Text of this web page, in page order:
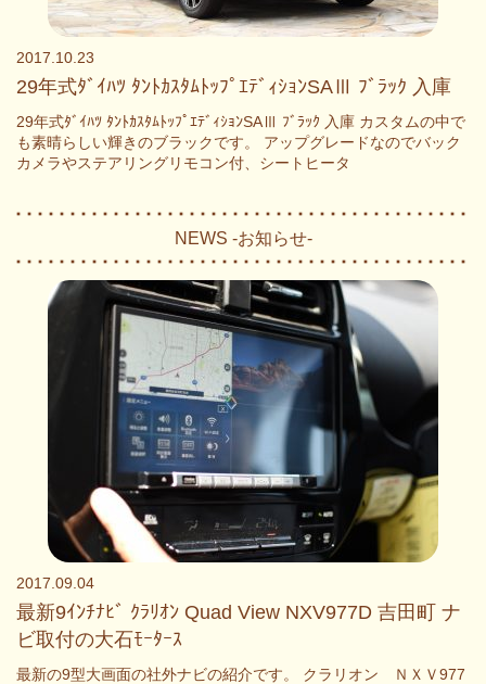
2017.10.23
29年式ﾀﾞｲﾊﾂ ﾀﾝﾄｶｽﾀﾑﾄｯﾌﾟｴﾃﾞｨｼｮﾝSAⅢ ﾌﾞﾗｯｸ 入庫
29年式ﾀﾞｲﾊﾂ ﾀﾝﾄｶｽﾀﾑﾄｯﾌﾟｴﾃﾞｨｼｮﾝSAⅢ ﾌﾞﾗｯｸ 入庫 カスタムの中で
も素晴らしい輝きのブラックです。 アップグレードなのでバック
カメラやステアリングリモコン付、シートヒータ
NEWS -お知らせ-
2017.09.04
最新9ｲﾝﾁﾅﾋﾞ ｸﾗﾘｵﾝ Quad View NXV977D 吉田町 ナ
ビ取付の大石ﾓｰﾀｰｽ
最新の9型大画面の社外ナビの紹介です。 クラリオン ＮＸＶ977